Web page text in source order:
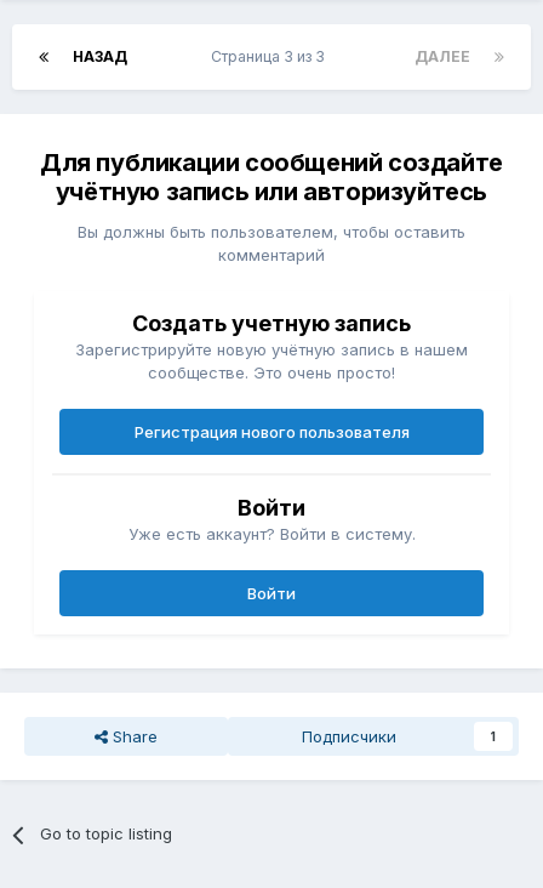
НАЗАД ДАЛЕЕ
Страница 3 из 3
Для публикации сообщений создайте
учётную запись или авторизуйтесь
Вы должны быть пользователем, чтобы оставить
комментарий
Создать учетную запись
Зарегистрируйте новую учётную запись в нашем
сообществе. Это очень просто!
Регистрация нового пользователя
Войти
Уже есть аккаунт? Войти в систему.
Войти
Share Подписчики 1
Go to topic listing